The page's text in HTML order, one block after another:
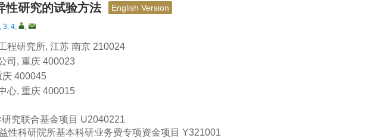
性研究的试验方法 English Version
3, 4, ,
程研究所, 江苏 南京 210024
司, 重庆 400023
庆 400045
心, 重庆 400015
究联合基金项目 U2040221
性科研院所基本科研业务费专项资金项目 Y321001